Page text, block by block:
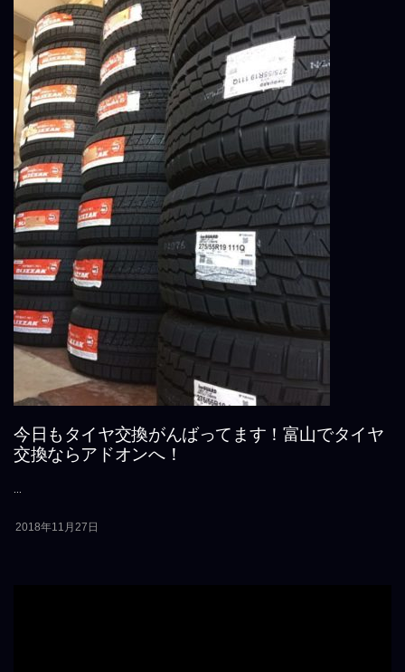
今日もタイヤ交換がんばってます！富山でタイヤ
交換ならアドオンへ！
2018年11月27日